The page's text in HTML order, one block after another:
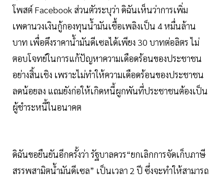
โพสต์ Facebook ส่วนตัวระบุว่า ดิฉันเห็นว่าการเพิ่ม
เพดานวงเงินกู้กองทุนน้ำมันเชื้อเพลิงเป็น 4 หมื่นล้าน
บาท เพื่อตึงราคาน้ำมันดีเซลได้เพียง 30 บาทต่อลิตร ไม่
ตอบโจทย์ในการแก้ปัญหาความเดือดร้อนของประชาชน
อย่างสิ้นเชิง เพราะไม่ทำให้ความเดือดร้อนของประชาชน
ลดน้อยลง แถมยังก่อให้เกิดหนี้ผูกพันที่ประชาชนต้องเป็น
ผู้ชำระหนี้ในอนาคต
ดิฉันขอยืนยันอีกครั้งว่า รัฐบาลควร“ยกเลิกการจัดเก็บภาษี
สรรพสามิตน้ำมันดีเซล” เป็นเวลา 2 ปี ซึ่งจะทำให้สามารถ